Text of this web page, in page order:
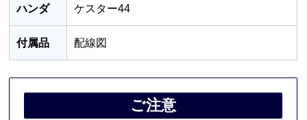
ハンダ ケスター44
付属品 配線図
ご注意